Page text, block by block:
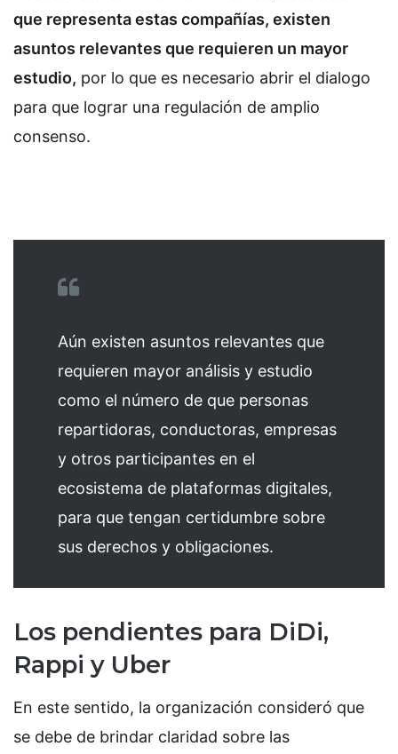
que representa estas compañías, existen
asuntos relevantes que requieren un mayor
estudio, por lo que es necesario abrir el dialogo
para que lograr una regulación de amplio
consenso.
Aún existen asuntos relevantes que
requieren mayor análisis y estudio
como el número de que personas
repartidoras, conductoras, empresas
y otros participantes en el
ecosistema de plataformas digitales,
para que tengan certidumbre sobre
sus derechos y obligaciones.
Los pendientes para DiDi,
Rappi y Uber
En este sentido, la organización consideró que
se debe de brindar claridad sobre las